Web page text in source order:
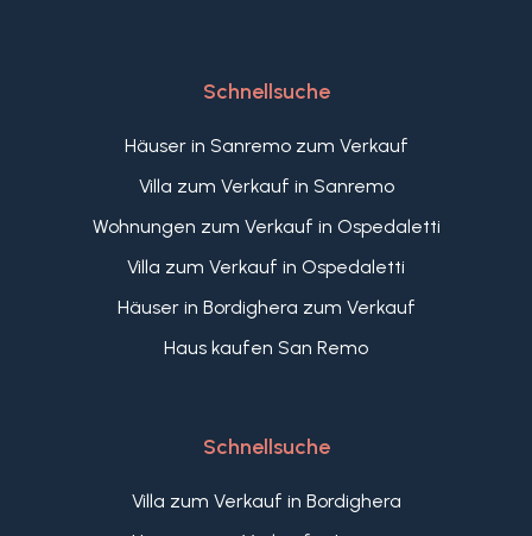
Schnellsuche
Häuser in Sanremo zum Verkauf
Villa zum Verkauf in Sanremo
Wohnungen zum Verkauf in Ospedaletti
Villa zum Verkauf in Ospedaletti
Häuser in Bordighera zum Verkauf
Haus kaufen San Remo
Schnellsuche
Villa zum Verkauf in Bordighera